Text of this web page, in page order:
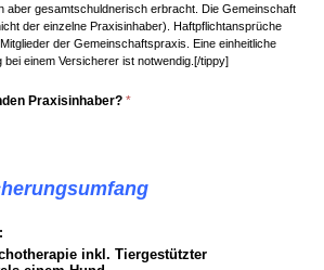
aber gesamtschuldnerisch erbracht. Die Gemeinschaft
der einzelne Praxisinhaber). Haftpflichtansprüche
der Gemeinschaftspraxis. Eine einheitliche
einem Versicherer ist notwendig.[/tippy]
Praxisinhaber? *